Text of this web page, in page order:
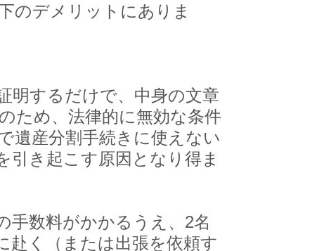
のデメリットにありま
明するだけで、中身の文章
ため、法律的に無効な条件
遺産分割手続きに使えない
引き起こす原因となり得ま
数料がかかるうえ、2名
赴く（または出張を依頼す